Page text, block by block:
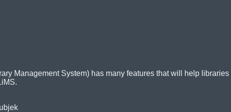
Management System) has many features that will help